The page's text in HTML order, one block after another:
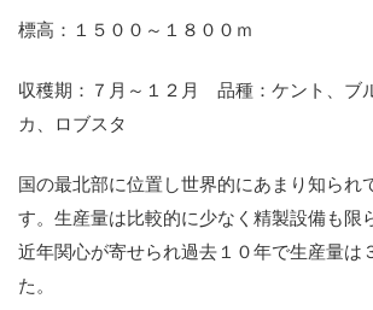
標高：１５００～１８００ｍ
収穫期：７月～１２月 品種：ケント、ブ
カ、ロブスタ
国の最北部に位置し世界的にあまり知られ
す。生産量は比較的に少なく精製設備も限
近年関心が寄せられ過去１０年で生産量は
た。